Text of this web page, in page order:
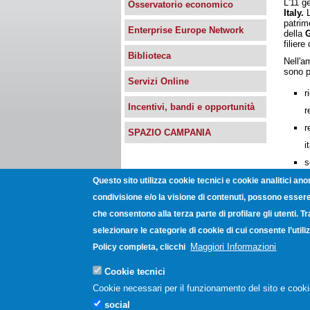
L'11
Italy.
della
filiere
sono
Osservatorio economico
Enterprise Europe Network
Biblioteca
Servizi Online
Incentivi, bandi e opportunità
SPAZIO CAMPANIA
Questo sito utilizza cookie tecnici e cookie analitici
condivisione e/o la visione di contenuti, possono
che consentono alla terza parte di profilare gli utenti.
selezionare le categorie di cookie di cui consente
Policy completa, clicchi Maggiori Informazioni
Cookie tecnici
Cookie necessari per il funzionamento del sito e
social